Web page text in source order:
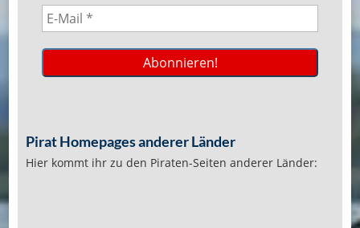
Pirat Homepages anderer Länder
Hier kommt ihr zu den Piraten-Seiten anderer Länder: